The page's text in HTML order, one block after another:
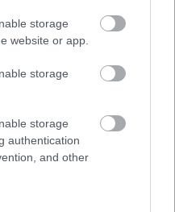
storage
website or app.
storage
storage
authentication
and other
a 2024-es Pécs Rally az
egyik ...